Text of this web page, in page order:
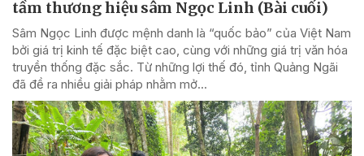
tầm thương hiệu sâm Ngọc Linh (Bài cuối)
Sâm Ngọc Linh được mệnh danh là “quốc bảo” của Việt Nam
bởi giá trị kinh tế đặc biệt cao, cùng với những giá trị văn hóa
truyền thống đặc sắc. Từ những lợi thế đó, tỉnh Quảng Ngãi
đã đề ra nhiều giải pháp nhằm mở...